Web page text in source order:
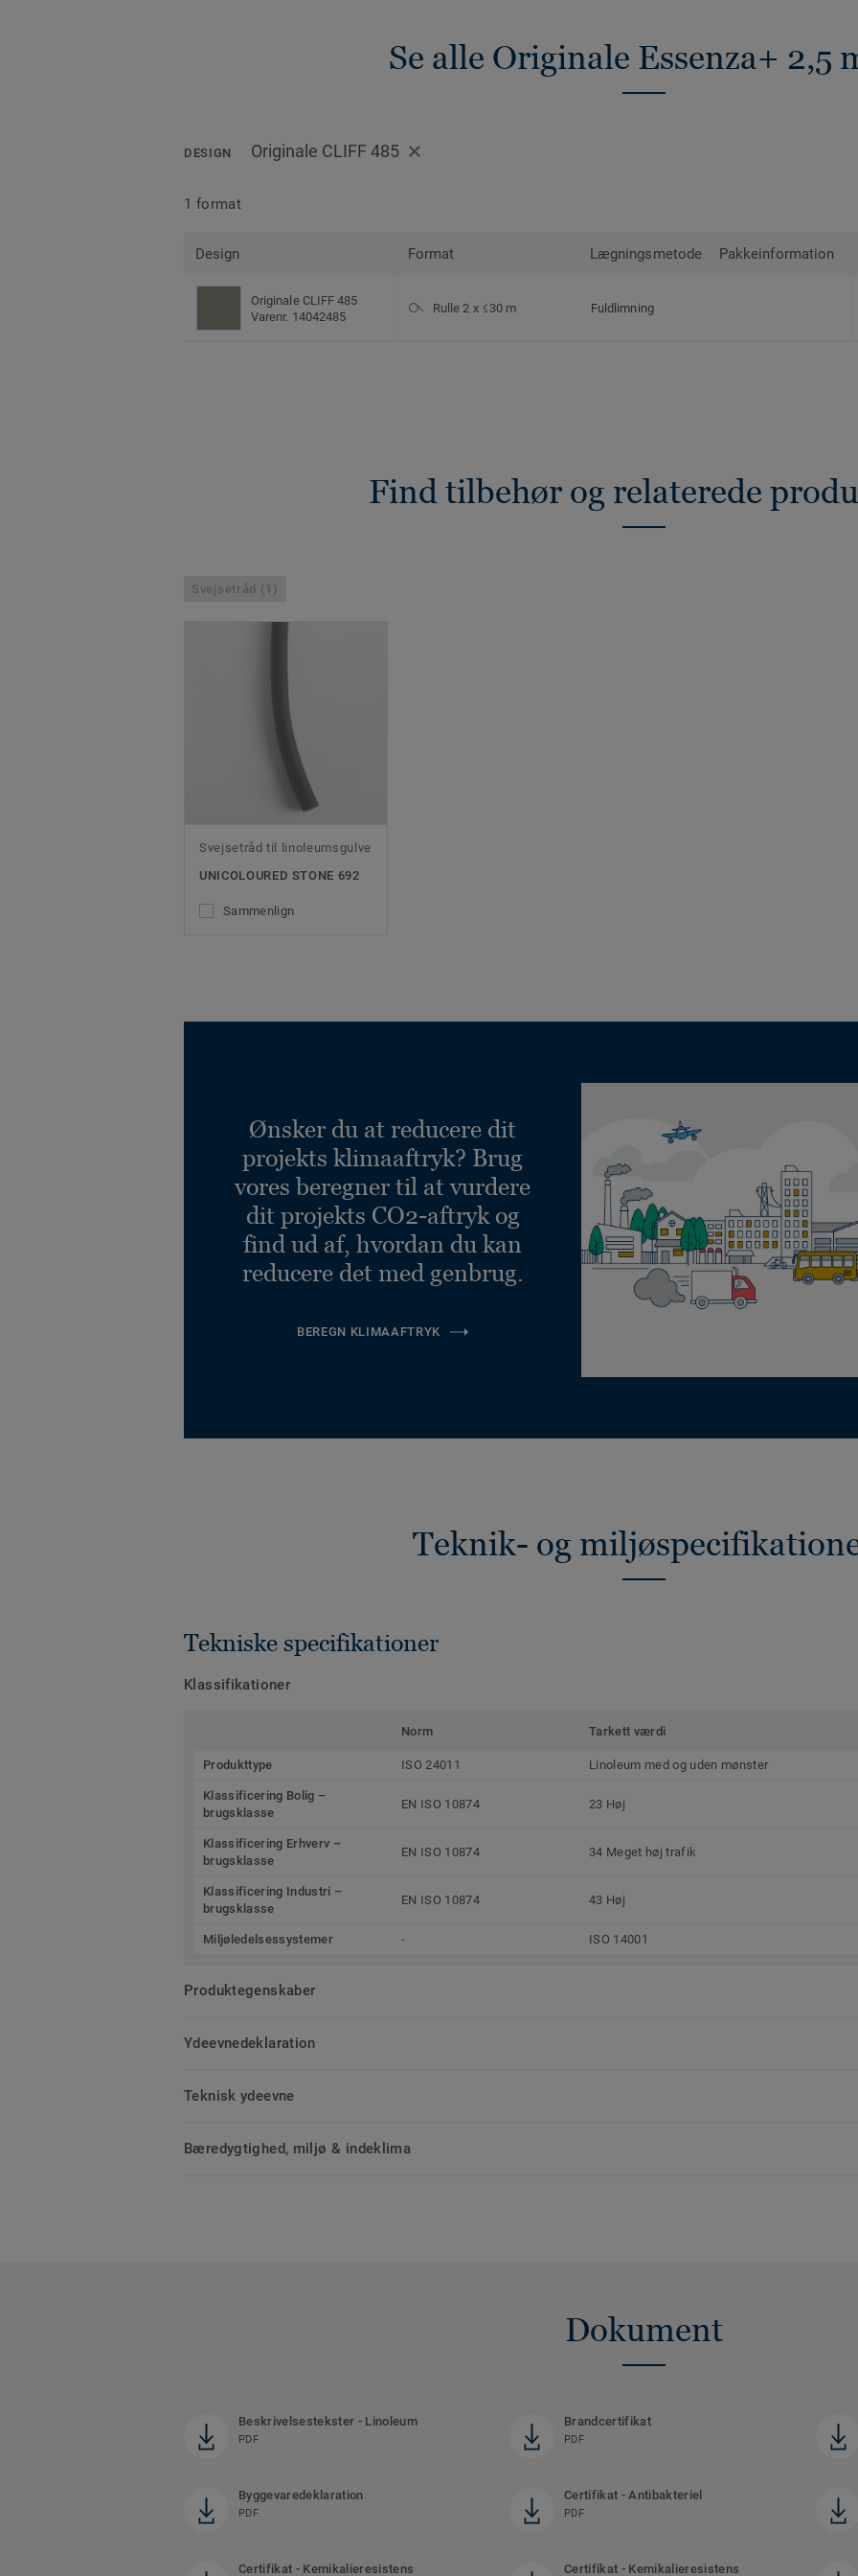
Se alle Originale Essenza+ 2,5
DESIGN Originale CLIFF 485
1 format
Design Format Lægningsmetode Pakkeinformation
Originale CLIFF 485
Varenr. 14042485
Rulle 2 x ≤30 m Fuldlimning
Find tilbehør og relaterede
Svejsetråd (1)
Svejsetråd til linoleumsgulve
UNICOLOURED STONE 692
Sammenlign
Ønsker du at reducere dit
projekts klimaaftryk? Brug
vores beregner til at vurdere
dit projekts CO2-aftryk og
find ud af, hvordan du kan
reducere det med genbrug.
BEREGN KLIMAAFTRYK
Teknik- og
Tekniske specifikationer
Klassifikationer
Norm Tarkett værdi
Produkttype ISO 24011 Linoleum med og uden mønster
Klassificering Bolig –
brugsklasse
EN ISO 10874 23 Høj
Klassificering Erhverv –
brugsklasse
EN ISO 10874 34 Meget høj trafik
Klassificering Industri –
brugsklasse
EN ISO 10874 43 Høj
Miljøledelsessystemer - ISO 14001
Produktegenskaber
Ydeevnedeklaration
Teknisk ydeevne
Bæredygtighed, miljø & indeklima
Dokument
Beskrivelsestekster - Linoleum
PDF
Brandcertifikat
PDF
Byggevaredeklaration
PDF
Certifikat - Antibakteriel
PDF
Certifikat - Kemikalieresistens Certifikat - Kemikalieresistens